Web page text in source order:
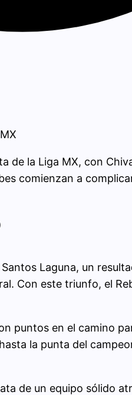
de la Liga MX, con
comienzan a
Laguna, un
Con este triunfo, el
puntos en el camino
la punta del
de un equipo sólido